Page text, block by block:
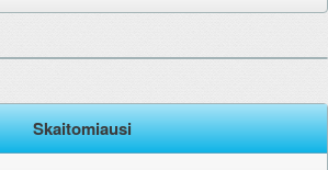
Skaitomiausi